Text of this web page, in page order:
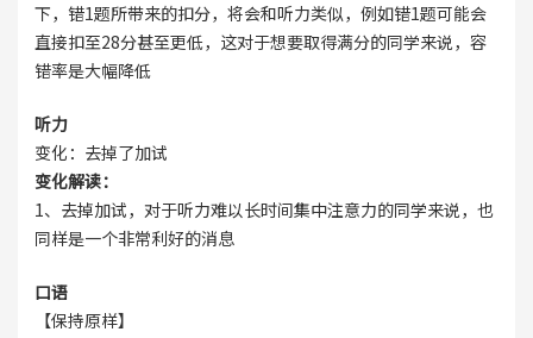
下，错1题所带来的扣分，将会和听力类似，例如错1题可能会
直接扣至28分甚至更低，这对于想要取得满分的同学来说，容
错率是大幅降低
听力
变化：去掉了加试
变化解读：
1、去掉加试，对于听力难以长时间集中注意力的同学来说，也
同样是一个非常利好的消息
口语
【保持原样】